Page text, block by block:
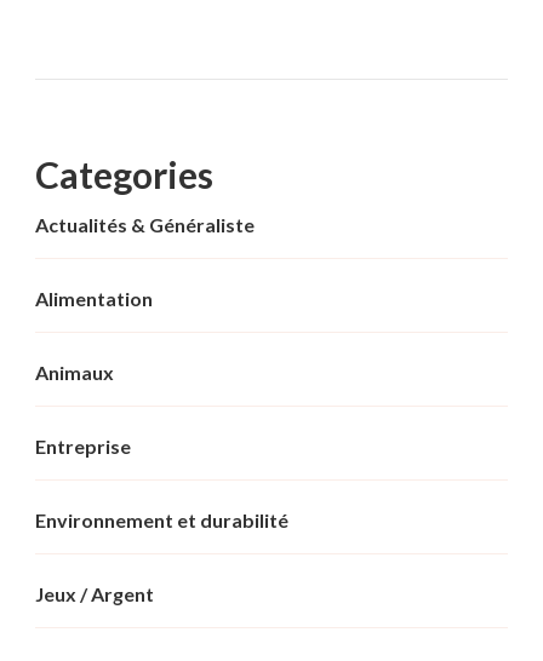
Categories
Actualités & Généraliste
Alimentation
Animaux
Entreprise
Environnement et durabilité
Jeux / Argent